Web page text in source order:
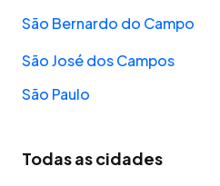
São Bernardo do Campo
São José dos Campos
São Paulo
Todas as cidades